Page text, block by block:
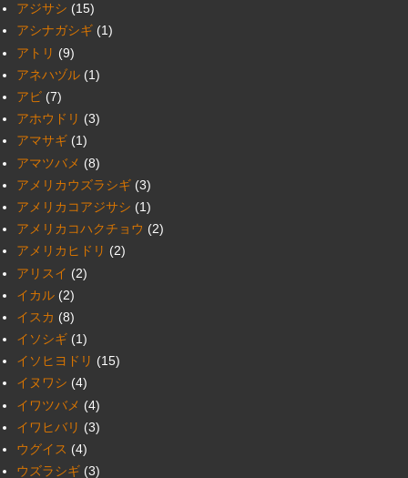
アジサシ (15)
アシナガシギ (1)
アトリ (9)
アネハヅル (1)
アビ (7)
アホウドリ (3)
アマサギ (1)
アマツバメ (8)
アメリカウズラシギ (3)
アメリカコアジサシ (1)
アメリカコハクチョウ (2)
アメリカヒドリ (2)
アリスイ (2)
イカル (2)
イスカ (8)
イソシギ (1)
イソヒヨドリ (15)
イヌワシ (4)
イワツバメ (4)
イワヒバリ (3)
ウグイス (4)
ウズラシギ (3)